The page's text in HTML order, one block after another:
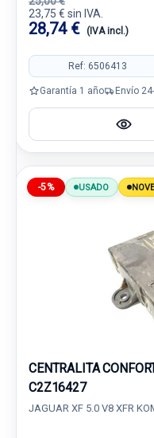
23,75 € sin IVA.
28,74 € (IVA incl.)
Ref: 6506413
Garantía 1 año Envío
-5% USADO
CENTRALITA
C2Z16427
JAGUAR XF 5.0 V8 XFR